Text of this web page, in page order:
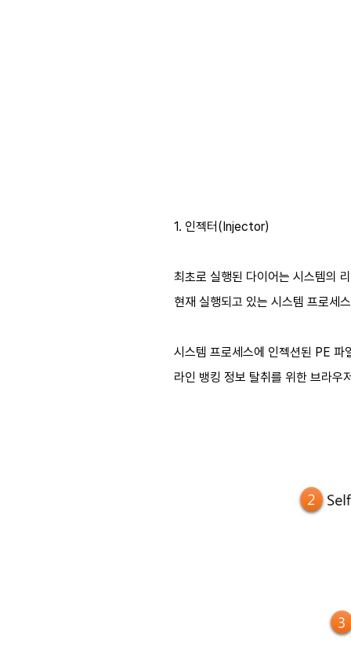
1. 인젝터(Injector)
최초로 실행된 다이어는 시스템의
현재 실행되고 있는 시스템 프로
시스템 프로세스에 인젝션된 PE
라인 뱅킹 정보 탈취를 위한 브라우